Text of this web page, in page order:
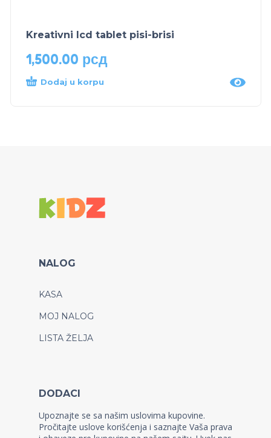
Kreativni lcd tablet pisi-brisi
1,500.00 рсд
Dodaj u korpu
NALOG
KASA
MOJ NALOG
LISTA ŽELJA
DODACI
Upoznajte se sa našim uslovima kupovine.
Pročitajte uslove korišćenja i saznajte Vaša prava